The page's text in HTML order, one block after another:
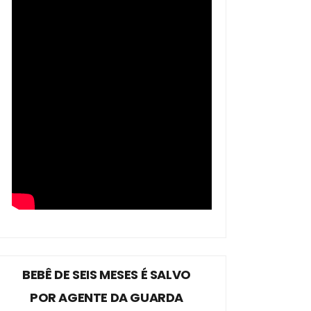
BEBÊ DE SEIS MESES É SALVO
POR AGENTE DA GUARDA